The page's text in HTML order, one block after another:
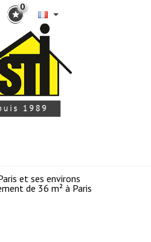
0
et ses environs
de 36 m² à Paris